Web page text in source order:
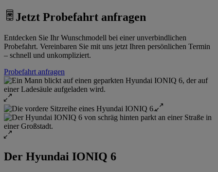
Jetzt Probefahrt anfragen
Entdecken Sie Ihr Wunschmodell bei einer unverbindlichen
Probefahrt. Vereinbaren Sie mit uns jetzt Ihren persönlichen Termin
– schnell und unkompliziert.
Probefahrt anfragen
Der Hyundai IONIQ 6